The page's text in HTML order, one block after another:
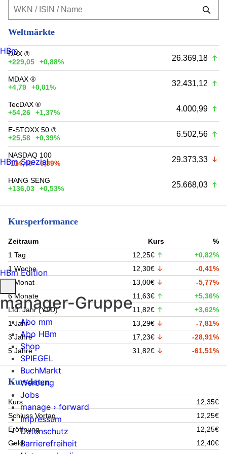
Weltmärkte
DAX ®
+229,05
+0,88% 26.369,18
MDAX ®
+4,79
+0,01% 32.431,12
TecDAX ®
+54,26
+1,37% 4.000,99
E-STOXX 50 ®
+25,58
+0,39% 6.502,56
NASDAQ 100
-114,46
-0,39% 29.373,33
HANG SENG
+136,03
+0,53% 25.668,03
Kursperformance
Zeitraum Kurs
%
1 Tag
12,25€
+0,82%
1 Woche
12,30€
-0,41%
1 Monat
13,00€
-5,77%
6 Monate
11,63€
+5,36%
Lfd. Jahr (YTD)
11,82€
+3,62%
1 Jahr
13,29€
-7,81%
3 Jahre
17,23€
-28,91%
5 Jahre
31,82€ -61,51%
Kursdaten
Kurs
12,35€
Schluss Vortag
12,25€
Eröffnung
12,25€
Geld
12,40€
HBm
HBm Spezial
HBm Edition
manager-Gruppe
Abo mm
Abo HBm
Shop
SPIEGEL
BuchMarkt
Werbung
Jobs
manage › forward
Impressum
Datenschutz
Barrierefreiheit